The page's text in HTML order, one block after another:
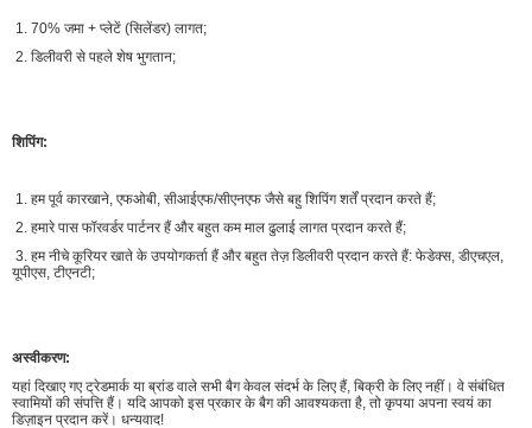
1. 70% जमा + प्लेटें (सिलेंडर) लागत;
2. डिलीवरी से पहले शेष भुगतान;
शिपिंग:
1. हम पूर्व कारखाने, एफओबी, सीआईएफ/सीएनएफ जैसे बहु शिपिंग शर्तें प्रदान करते हैं;
2. हमारे पास फॉरवर्डर पार्टनर हैं और बहुत कम माल ढुलाई लागत प्रदान करते हैं;
3. हम नीचे कूरियर खाते के उपयोगकर्ता हैं और बहुत तेज़ डिलीवरी प्रदान करते हैं: फेडेक्स, डीएचएल,
यूपीएस, टीएनटी;
अस्वीकरण:
यहां दिखाए गए ट्रेडमार्क या ब्रांड वाले सभी बैग केवल संदर्भ के लिए हैं, बिक्री के लिए नहीं। वे संबंधित
स्वामियों की संपत्ति हैं। यदि आपको इस प्रकार के बैग की आवश्यकता है, तो कृपया अपना स्वयं का
डिज़ाइन प्रदान करें। धन्यवाद!